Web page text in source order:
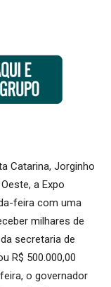
Catarina, Jorginho
a Expo
feira com uma
milhares de
secretaria de
R$ 500.000,00
o governador